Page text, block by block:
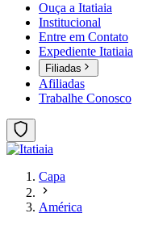
Ouça a Itatiaia
Institucional
Entre em Contato
Expediente Itatiaia
Filiadas
Afiliadas
Trabalhe Conosco
Capa
América